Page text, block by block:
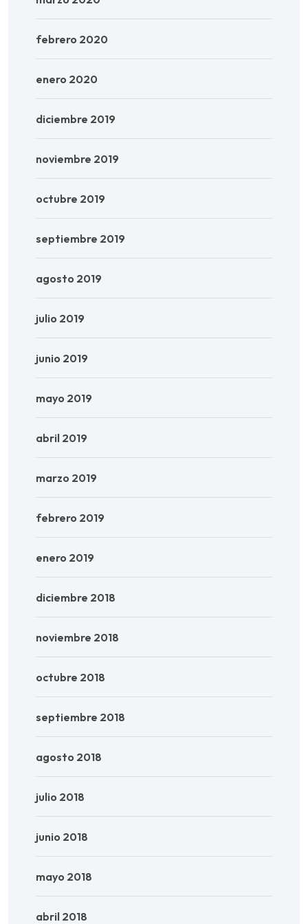
febrero 2020
enero 2020
diciembre 2019
noviembre 2019
octubre 2019
septiembre 2019
agosto 2019
julio 2019
junio 2019
mayo 2019
abril 2019
marzo 2019
febrero 2019
enero 2019
diciembre 2018
noviembre 2018
octubre 2018
septiembre 2018
agosto 2018
julio 2018
junio 2018
mayo 2018
abril 2018